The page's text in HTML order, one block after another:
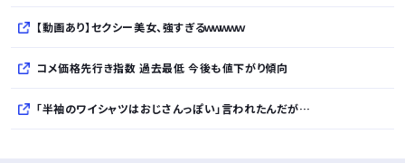
【動画あり】セクシー美女、強すぎるｗｗｗｗｗ
コメ価格先行き指数 過去最低 今後も値下がり傾向
「半袖のワイシャツはおじさんっぽい」言われたんだが…